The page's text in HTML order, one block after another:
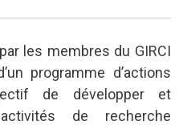
les membres du GIRCI
programme d’actions
de développer et
de recherche